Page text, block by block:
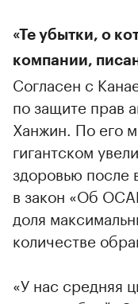
«Те убытки, о
компании,
00:00 /
Согласен с
по защите прав
Ханжин. По его
гигантском
здоровью после
в закон «Об
доля
количестве
«У нас средняя